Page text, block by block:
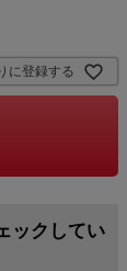
に登録する
ックしてい